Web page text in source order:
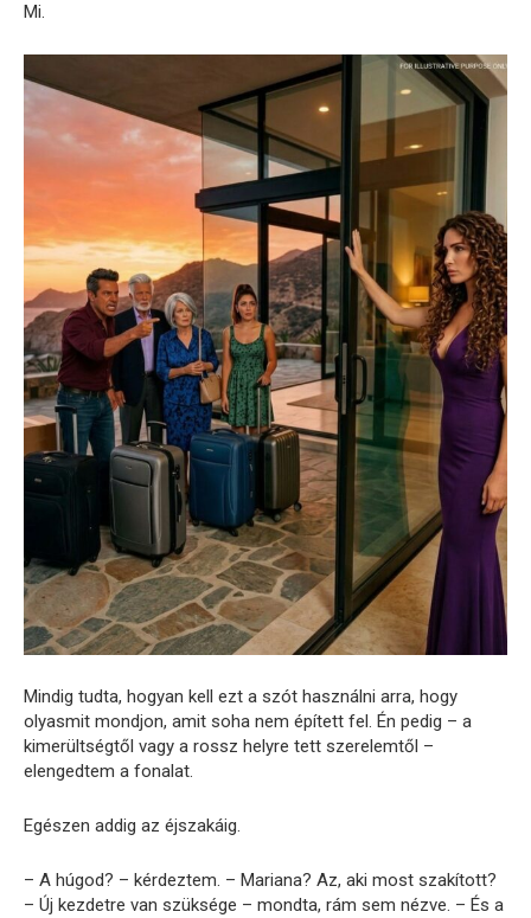
Mi.
Mindig tudta, hogyan kell ezt a szót használni arra, hogy
olyasmit mondjon, amit soha nem épített fel. Én pedig – a
kimerültségtől vagy a rossz helyre tett szerelemtől –
elengedtem a fonalat.
Egészen addig az éjszakáig.
– A húgod? – kérdeztem. – Mariana? Az, aki most szakított?
– Új kezdetre van szüksége – mondta, rám sem nézve. – És a